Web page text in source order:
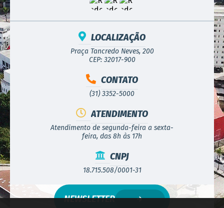
LOCALIZAÇÃO
Praça Tancredo Neves, 200
CEP: 32017-900
CONTATO
(31) 3352-5000
ATENDIMENTO
Atendimento de segunda-feira a sexta-
feira, das 8h às 17h
CNPJ
18.715.508/0001-31
NEWSLETTER